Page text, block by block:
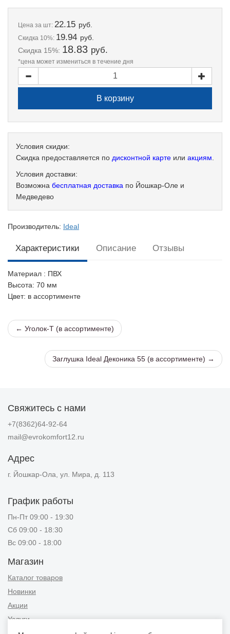
Цена за шт: 22.15 руб.
Скидка 10%: 19.94 руб.
Скидка 15%: 18.83 руб.
*цена может измениться в течение дня
Условия скидки:
Скидка предоставляется по дисконтной карте или акциям.
Условия доставки:
Возможна бесплатная доставка по Йошкар-Оле и
Медведево
Производитель: Ideal
Характеристики Описание Отзывы
Материал : ПВХ
Высота: 70 мм
Цвет: в ассортименте
← Уголок-Т (в ассортименте)
Заглушка Ideal Деконика 55 (в ассортименте) →
Свяжитесь с нами
+7(8362)64-92-64
mail@evrokomfort12.ru
Адрес
г. Йошкар-Ола, ул. Мира, д. 113
График работы
Пн-Пт 09:00 - 19:30
Сб 09:00 - 18:30
Вс 09:00 - 18:00
Магазин
Каталог товаров
Новинки
Акции
Услуги